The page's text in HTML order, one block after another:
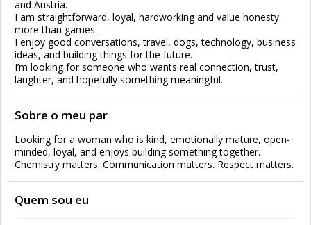
and Austria.
I am straightforward, loyal, hardworking and value honesty
more than games.
I enjoy good conversations, travel, dogs, technology, business
ideas, and building things for the future.
I’m looking for someone who wants real connection, trust,
laughter, and hopefully something meaningful.
Sobre o meu par
Looking for a woman who is kind, emotionally mature, open-
minded, loyal, and enjoys building something together.
Chemistry matters. Communication matters. Respect matters.
Quem sou eu